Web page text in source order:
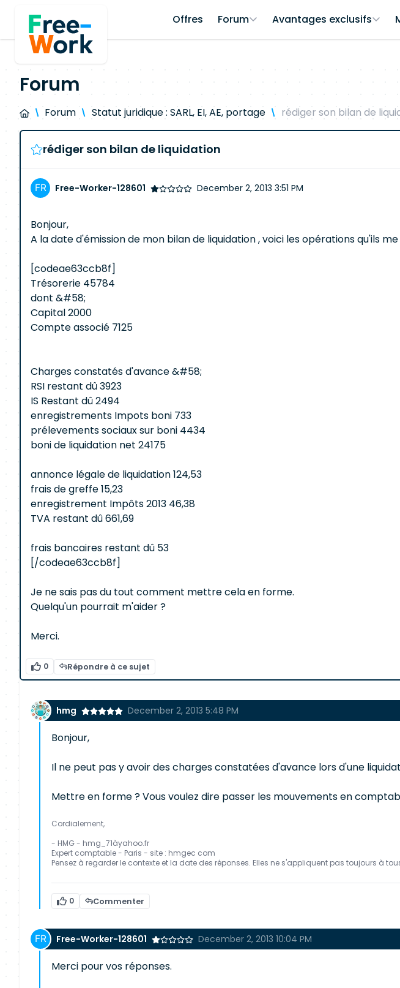
Offres Forum Avantages exclusifs
Forum
Forum Statut juridique : SARL, EI, AE, portage rédiger son bilan de
rédiger son bilan de liquidation
Free-Worker-128601 December 2, 2013 3:51 PM
Bonjour,
A la date d'émission de mon bilan de liquidation , voici les opérations qu'ils
[codeae63ccb8f]
Trésorerie 45784
dont &#58;
Capital 2000
Compte associé 7125
Charges constatés d'avance &#58;
RSI restant dû 3923
IS Restant dû 2494
enregistrements Impots boni 733
prélevements sociaux sur boni 4434
boni de liquidation net 24175
annonce légale de liquidation 124,53
frais de greffe 15,23
enregistrement Impôts 2013 46,38
TVA restant dû 661,69
frais bancaires restant dû 53
[/codeae63ccb8f]
Je ne sais pas du tout comment mettre cela en forme.
Quelqu'un pourrait m'aider ?
Merci.
0 Répondre à ce sujet
hmg December 2, 2013 5:48 PM
Bonjour,
Il ne peut pas y avoir des charges constatées d'avance lors d'une
Mettre en forme ? Vous voulez dire passer les mouvements en
Cordialement,
- HMG - hmg_71àyahoo.fr
Expert comptable - Paris - site : hmgec com
Pensez à regarder le contexte et la date des réponses. Elles ne s'appliquent pas toujours à
0 Commenter
Free-Worker-128601 December 2, 2013 10:04 PM
Merci pour vos réponses.